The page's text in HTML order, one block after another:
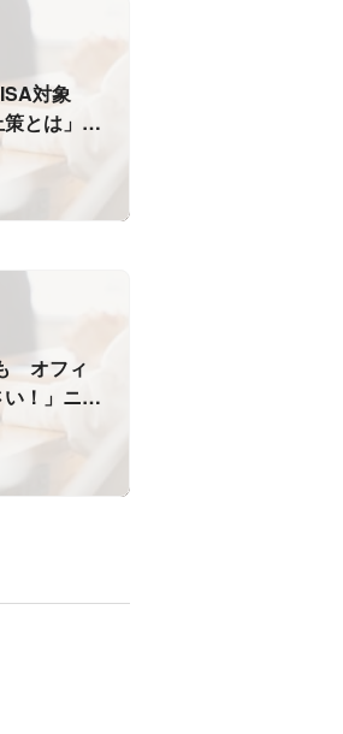
対象
とは」ニ
オフィ
！」ニュ